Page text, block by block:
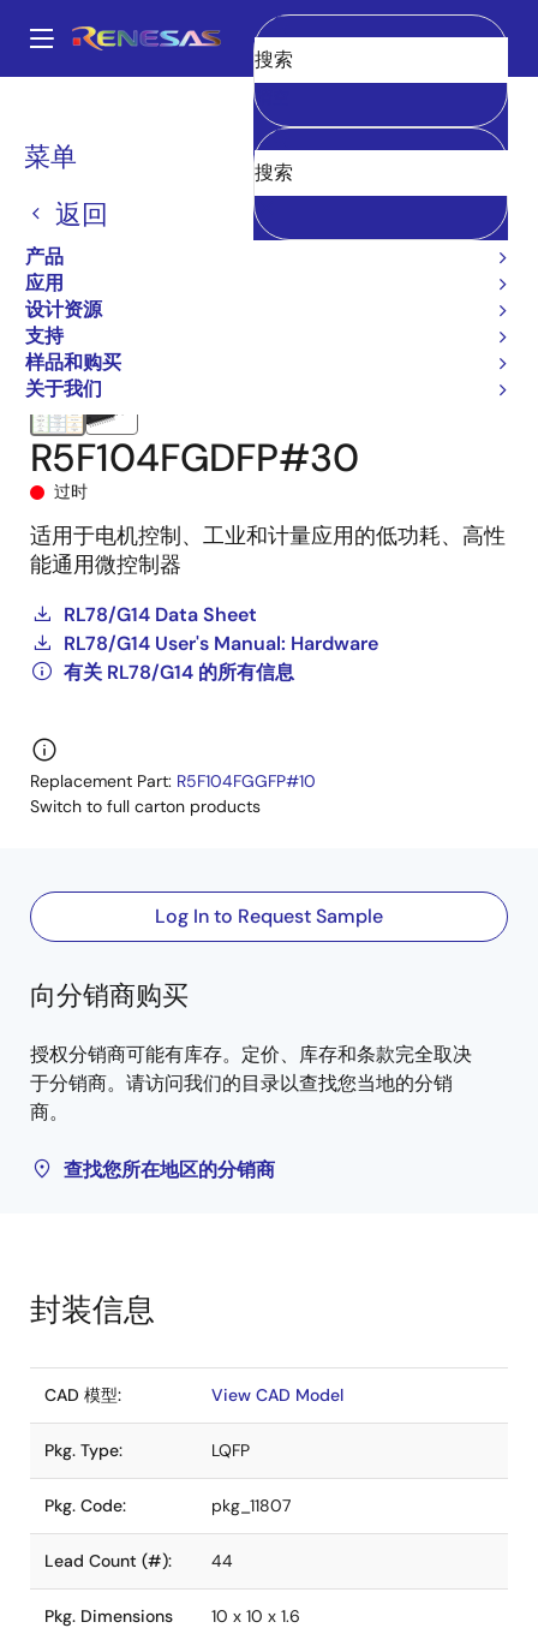
到
Main
navigation
菜单
返回
产品
应用
设计资源
支持
样品和购买
关于我们
清空
面
屑
RL78 低功耗 8 位和 16 位 MCU
RL78/G14
R5F104FGDFP#30
过时
适用于电机控制、工业和计量应用的低功耗、高性
能通用微控制器
RL78/G14 Data Sheet
RL78/G14 User's Manual: Hardware
有关 RL78/G14 的所有信息
Replacement Part: R5F104FGGFP#10
Switch to full carton products
Log In to Request Sample
向分销商购买
授权分销商可能有库存。定价、库存和条款完全取决
于分销商。请访问我们的目录以查找您当地的分销
商。
查找您所在地区的分销商
封装信息
CAD 模型: View CAD Model
Pkg. Type: LQFP
Pkg. Code: pkg_11807
Lead Count (#): 44
Pkg. Dimensions
10 x 10 x 1.6